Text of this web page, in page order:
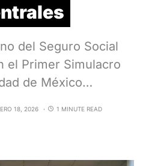
del Seguro Social
el Primer Simulacro
de México…
18, 2026 1 MINUTE READ